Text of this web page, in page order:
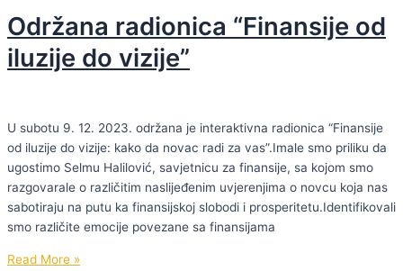
kreiranju
odgojnih
granica
Održana radionica “Finansije od
iluzije do vizije”
U subotu 9. 12. 2023. održana je interaktivna radionica “Finansije
od iluzije do vizije: kako da novac radi za vas”.Imale smo priliku da
ugostimo Selmu Halilović, savjetnicu za finansije, sa kojom smo
razgovarale o različitim naslijeđenim uvjerenjima o novcu koja nas
sabotiraju na putu ka finansijskoj slobodi i prosperitetu.Identifikovali
smo različite emocije povezane sa finansijama
Održana
Read More »